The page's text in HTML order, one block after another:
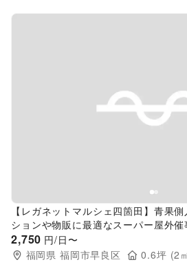
Previous slide
【レガネットマルシェ四箇田】青果
ションや物販に最適なスーパー屋外
2,750 円/日〜
福岡県 福岡市早良区 0.6坪 (2